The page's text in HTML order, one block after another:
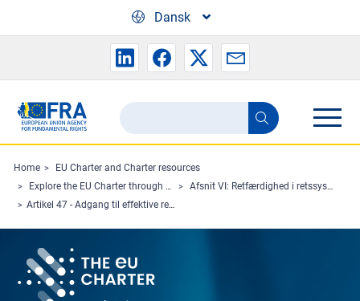
Dansk
Search
the
FRA
website
Search
Home
EU Charter and Charter resources
Explore the EU Charter through Charterpedia
Afsnit VI: Retfærdighed i retssystemet
Artikel 47 - Adgang til effektive retsmidler og til en upartisk domstol